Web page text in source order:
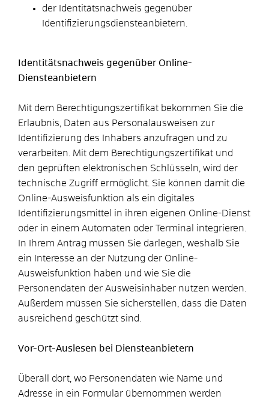
der Identitätsnachweis gegenüber
Identifizierungsdiensteanbietern.
Identitätsnachweis gegenüber Online-
Diensteanbietern
Mit dem Berechtigungszertifikat bekommen Sie die
Erlaubnis, Daten aus Personalausweisen zur
Identifizierung des Inhabers anzufragen und zu
verarbeiten. Mit dem Berechtigungszertifikat und
den geprüften elektronischen Schlüsseln, wird der
technische Zugriff ermöglicht. Sie können damit die
Online-Ausweisfunktion als ein digitales
Identifizierungsmittel in ihren eigenen Online-Dienst
oder in einem Automaten oder Terminal integrieren.
In Ihrem Antrag müssen Sie darlegen, weshalb Sie
ein Interesse an der Nutzung der Online-
Ausweisfunktion haben und wie Sie die
Personendaten der Ausweisinhaber nutzen werden.
Außerdem müssen Sie sicherstellen, dass die Daten
ausreichend geschützt sind.
Vor-Ort-Auslesen bei Diensteanbietern
Überall dort, wo Personendaten wie Name und
Adresse in ein Formular übernommen werden